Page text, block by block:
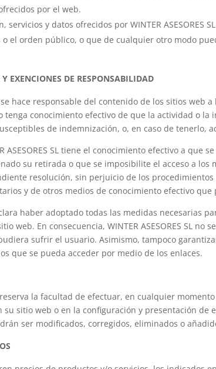
por el web.
servicios y datos ofrecidos por WINTER
o el orden público, o que de cualquier otro modo
EXENCIONES DE RESPONSABILIDAD
se hace responsable del contenido de los sitios
tenga conocimiento efectivo de que la actividad o
de indemnización, o, en caso de
ASESORES SL tiene el conocimiento efectivo a
su retirada o que se imposibilite el acceso a los
resolución, sin perjuicio de los
y de otros medios de conocimiento efectivo que
haber adoptado todas las medidas
web. En consecuencia, WINTER ASESORES SL
sufrir el usuario. Asimismo, tampoco
que se pueda acceder por medio de los enlaces.
reserva la facultad de efectuar, en cualquier
sitio web o en la configuración y presentación
ser modificados, corregidos, eliminados o